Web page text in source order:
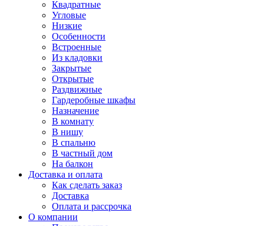
Квадратные
Угловые
Низкие
Особенности
Встроенные
Из кладовки
Закрытые
Открытые
Раздвижные
Гардеробные шкафы
Назначение
В комнату
В нишу
В спальню
В частный дом
На балкон
Доставка и оплата
Как сделать заказ
Доставка
Оплата и рассрочка
О компании